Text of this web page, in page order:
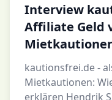
Interview
Affiliate Geld
kautionsfrei.de -
Mietkautionen:
erklären Hendrik